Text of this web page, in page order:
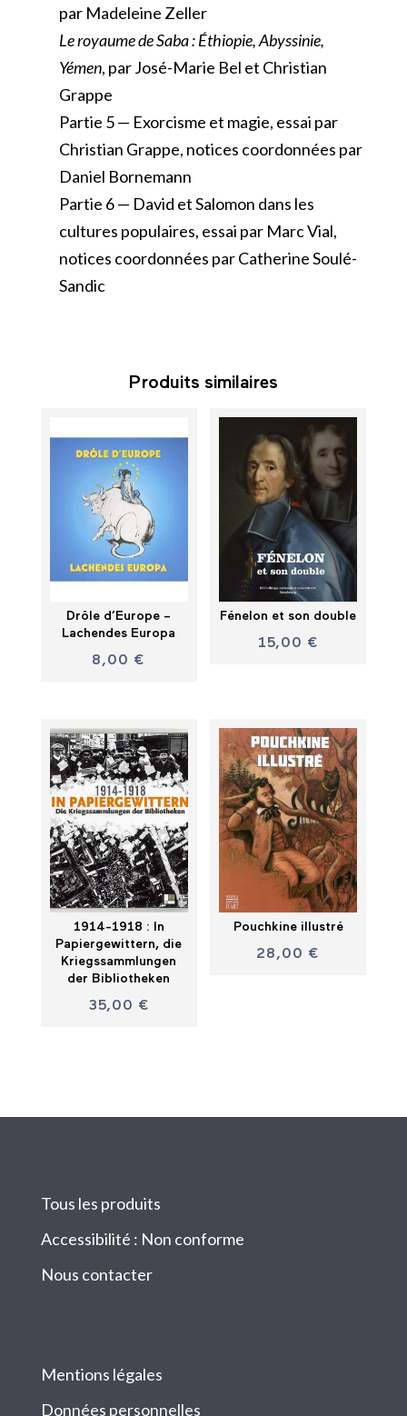
par Madeleine Zeller
Le royaume de Saba : Éthiopie, Abyssinie,
Yémen, par José-Marie Bel et Christian
Grappe
Partie 5 — Exorcisme et magie, essai par
Christian Grappe, notices coordonnées par
Daniel Bornemann
Partie 6 — David et Salomon dans les
cultures populaires, essai par Marc Vial,
notices coordonnées par Catherine Soulé-
Sandic
Produits similaires
Drôle d’Europe –
Lachendes Europa
8,00 €
Fénelon et son double
15,00 €
1914-1918 : In
Papiergewittern, die
Kriegssammlungen
der Bibliotheken
35,00 €
Pouchkine illustré
28,00 €
Tous les produits
Accessibilité : Non conforme
Nous contacter
Mentions légales
Données personnelles